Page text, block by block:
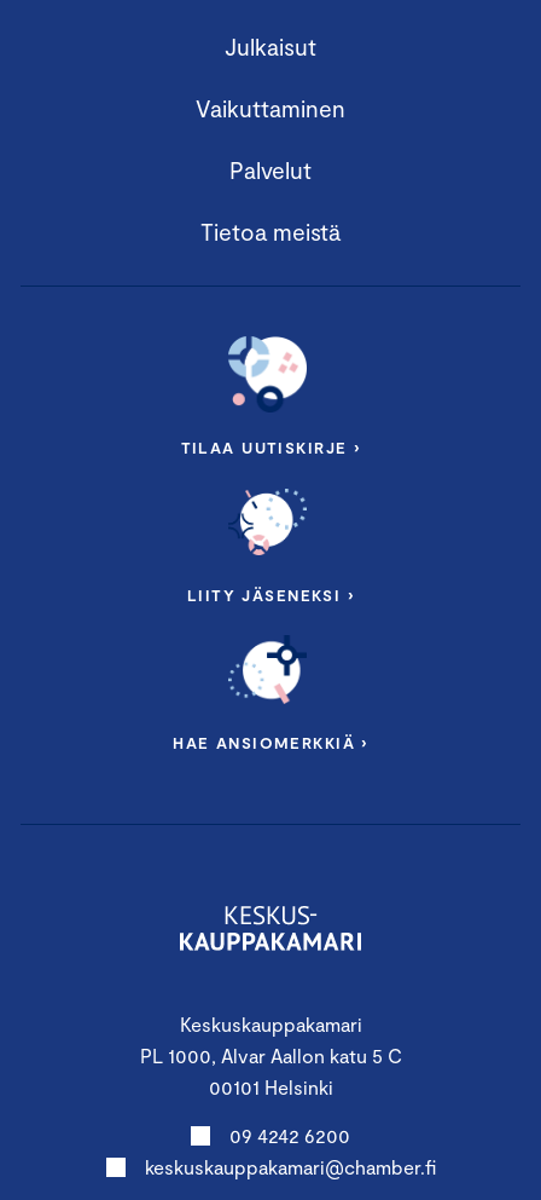
Keskuskauppakamari
PL 1000, Alvar Aallon katu 5 C
00101 Helsinki
09 4242 6200
keskuskauppakamari@chamber.fi
Julkaisut
Vaikuttaminen
Palvelut
Tietoa meistä
TILAA UUTISKIRJE ›
LIITY JÄSENEKSI ›
HAE ANSIOMERKKIÄ ›